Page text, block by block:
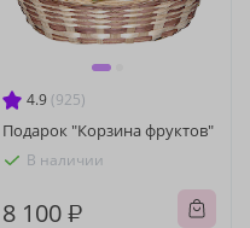
4.9 (925)
Подарок "Корзина фруктов"
В наличии
8 100 ₽